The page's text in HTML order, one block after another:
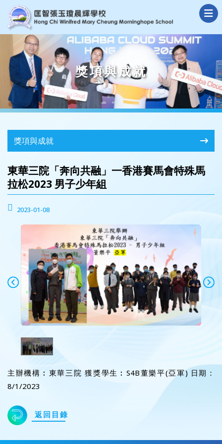
獎項與成就
獎項與成就
東華三院「奔向共融」一香港賽馬會特殊馬
拉松2023 男子少年組
2023-01-08
主辦機構︰東華三院 獲獎學生︰S4B董樂平(亞軍) 日期：
8/1/2023
返回目錄